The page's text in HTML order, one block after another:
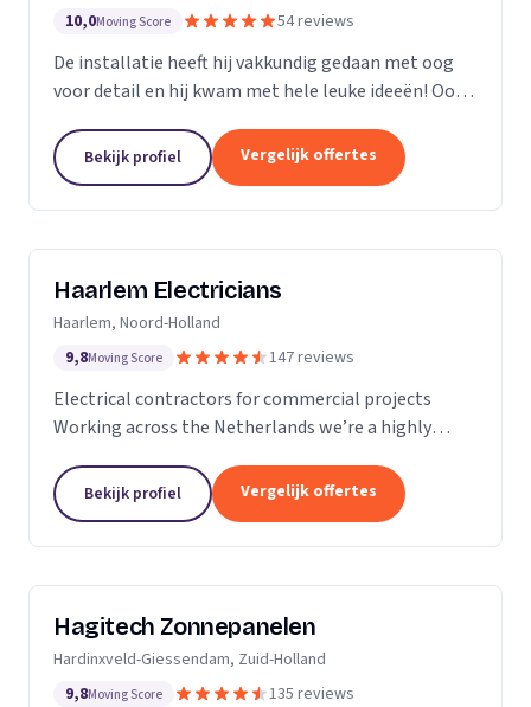
10,0Moving Score 54 reviews
De installatie heeft hij vakkundig gedaan met oog
voor detail en hij kwam met hele leuke ideeën! Ook
levertijden en we konden erg snel met hem...
Bekijk profiel Vergelijk offertes
Haarlem Electricians
Haarlem, Noord-Holland
9,8Moving Score 147 reviews
Electrical contractors for commercial projects
Working across the Netherlands we’re a highly
installation, repair and maintenance of electrical
works in...
Bekijk profiel Vergelijk offertes
Hagitech Zonnepanelen
Hardinxveld-Giessendam, Zuid-Holland
9,8Moving Score 135 reviews